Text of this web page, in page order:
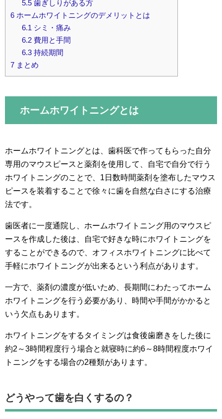
5.5歯ぎしりがある方
6 ホームホワイトニングのデメリットとは
6.1 シミ・痛み
6.2費用と手間
6.3持続期間
7 まとめ
ホームホワイトニングとは
ホームホワイトニングとは、歯科医で作ってもらった自分
専用のマウスピースと薬剤を使用して、自宅で自分で行う
ホワイトニングのことで、1日数時間薬剤を塗布したマウス
ピースを装着することで徐々に歯を自然な白さにする治療
法です。
歯医者に一度通院し、ホームホワイトニング用のマウスピ
ースを作成した後は、自宅で好きな時にホワイトニングを
することができるので、オフィスホワイトニングに比べて
手軽にホワイトニングが出来るという利点があります。
一方で、薬剤の濃度が低いため、長期間にわたってホーム
ホワイトニングを行う必要があり、時間や手間がかかると
いう欠点もあります。
ホワイトニングをするタイミングは食後歯磨きをした後に
約2～3時間程度行う場合と就寝時に約6～8時間程度ホワイ
トニングをする場合の2種類があります。
どうやって歯を白くするの？